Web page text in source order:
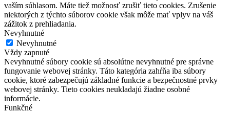
vaším súhlasom. Máte tiež možnosť zrušiť tieto cookies. Zrušenie
niektorých z týchto súborov cookie však môže mať vplyv na váš
zážitok z prehliadania.
Nevyhnutné
Nevyhnutné
Vždy zapnuté
Nevyhnutné súbory cookie sú absolútne nevyhnutné pre správne
fungovanie webovej stránky. Táto kategória zahŕňa iba súbory
cookie, ktoré zabezpečujú základné funkcie a bezpečnostné prvky
webovej stránky. Tieto cookies neukladajú žiadne osobné
informácie.
Funkčné